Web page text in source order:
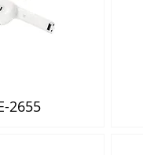
rápida
2655